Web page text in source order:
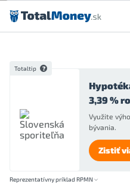
Preskočiť na obsah
Totaltip
3,39 %
Využite
bývania.
Zistiť
Reprezentatívny príklad RPMN